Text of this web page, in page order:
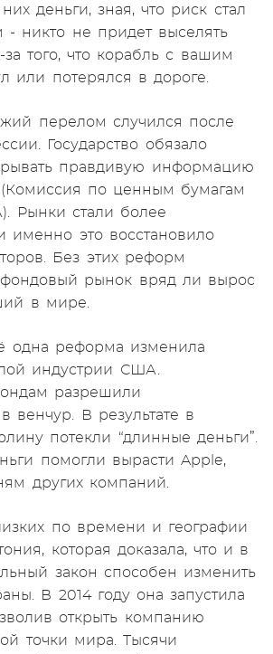
деньги, зная, что риск стал
- никто не придет выселять
того, что корабль с вашим
или потерялся в дороге.
перелом случился после
Государство обязало
правдивую информацию
(Комиссия по ценным бумагам
Рынки стали более
именно это восстановило
Без этих реформ
рынок вряд ли вырос
в мире.
одна реформа изменила
индустрии США.
разрешили
венчур. В результате в
потекли “длинные деньги”.
помогли вырасти Apple,
других компаний.
по времени и географии
которая доказала, что и в
закон способен изменить
В 2014 году она запустила
открыть компанию
точки мира. Тысячи